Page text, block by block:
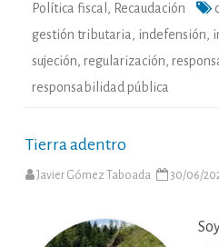
Política fiscal , Recaudación
gestión tributaria , indefensión,
sujeción, regularización,
responsabilidad pública
Tierra adentro
Javier Gómez Taboada 30/06/